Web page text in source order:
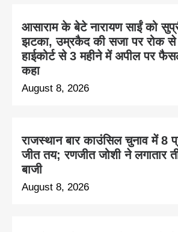
आसाराम के बेटे नारायण साईं को
झटका, उम्रकैद की सजा पर रोक से
हाईकोर्ट से 3 महीने में अपील पर
कहा
August 8, 2026
राजस्थान बार काउंसिल चुनाव में 8
जीत तय; रणजीत जोशी ने लगातार
बाजी
August 8, 2026